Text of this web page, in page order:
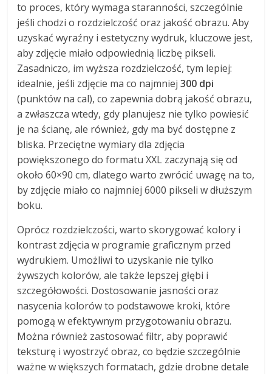
to proces, który wymaga staranności, szczególnie
jeśli chodzi o rozdzielczość oraz jakość obrazu. Aby
uzyskać wyraźny i estetyczny wydruk, kluczowe jest,
aby zdjęcie miało odpowiednią liczbę pikseli.
Zasadniczo, im wyższa rozdzielczość, tym lepiej:
idealnie, jeśli zdjęcie ma co najmniej300 dpi
(punktów na cal), co zapewnia dobrą jakość obrazu,
a zwłaszcza wtedy, gdy planujesz nie tylko powiesić
je na ścianę, ale również, gdy ma być dostępne z
bliska. Przeciętne wymiary dla zdjęcia
powiększonego do formatu XXL zaczynają się od
około 60×90 cm, dlatego warto zwrócić uwagę na to,
by zdjęcie miało co najmniej 6000 pikseli w dłuższym
boku.
Oprócz rozdzielczości, warto skorygować kolory i
kontrast zdjęcia w programie graficznym przed
wydrukiem. Umożliwi to uzyskanie nie tylko
żywszych kolorów, ale także lepszej głębi i
szczegółowości. Dostosowanie jasności oraz
nasycenia kolorów to podstawowe kroki, które
pomogą w efektywnym przygotowaniu obrazu.
Można również zastosować filtr, aby poprawić
teksturę i wyostrzyć obraz, co będzie szczególnie
ważne w większych formatach, gdzie drobne detale